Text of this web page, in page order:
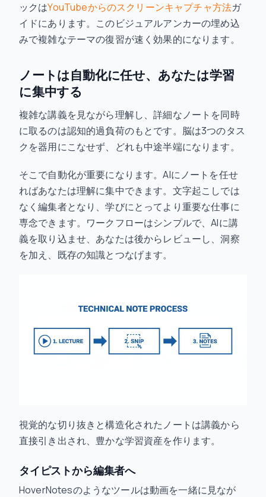
ックはYouTubeからのスクリーンキャプチャ方法ガ
イドにあります。このビジュアルアンカーの埋め込
みで複雑なテーマの復習が速く効果的になります。
ノートは自動化に任せ、あなたは学習
に集中する
複雑な講義を見ながら理解し、詳細なノートを同時
に取るのは認知的過負荷のもとです。脳は3つのタス
クを器用にこなせず、どれも中途半端になります。
そこで自動化が重要になります。AIにノートを任せ
ればあなたは理解に集中できます。文字起こしでは
なく編集者となり、学びにとってより重要な仕事に
専念できます。ワークフローはシンプルで、AIに講
義を取り込ませ、あなたは後からレビューし、洞察
を加え、既存の知識とつなげます。
視覚的な切り抜きと構造化されたノートは講義から
直接引き出され、豊かな学習資産を作ります。
タイピストから編集者へ
HoverNotesのようなツールは動画を一緒に見なが